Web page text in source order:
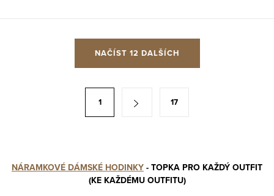
p
NAČÍST 12 DALŠÍCH
n
1 17
NÁRAMKOVÉ DÁMSKÉ HODINKY - TOPKA PRO KAŽDÝ OUTFIT
(KE KAŽDÉMU OUTFITU)